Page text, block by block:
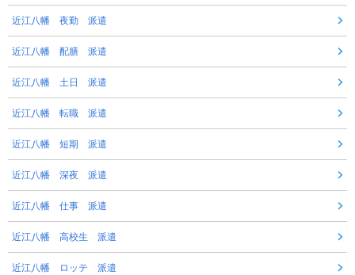
近江八幡 夜勤 派遣
近江八幡 配膳 派遣
近江八幡 土日 派遣
近江八幡 転職 派遣
近江八幡 短期 派遣
近江八幡 深夜 派遣
近江八幡 仕事 派遣
近江八幡 高校生 派遣
近江八幡 ロッテ 派遣